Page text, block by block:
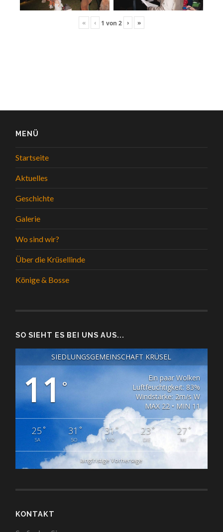
« ‹ 1 von 2 › »
MENÜ
Startseite
Aktuelles
Geschichte
Galerie
Wo sind wir?
Über die Krüsellinde
Könige & Bosse
SO SIEHT ES BEI UNS AUS...
SIEDLUNGSGEMEINSCHAFT KRÜSEL
11°
Ein paar Wolken
Luftfeuchtigkeit: 83%
Windstärke: 2m/s W
MAX 22 • MIN 11
25°
SA
31 °
SO
31°
MO
23°
DIE
27°
MI
langfristige Vorhersage
KONTAKT